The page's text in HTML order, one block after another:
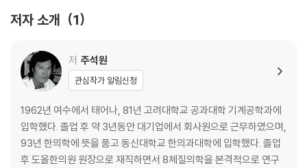
부록: 8체질의 특징 482
금음체질의 특징 491
토양체질의 특징 496
토음체질의 특징 450
목양체질의 특징 503
목음체질의 특징 507
수양체질의 특징 510
수음체질의 특징 514
저자 소개 1
저 주석원
관심작가 알림신청
1962년 여수에서 태어나, 81년 고려대학교 공과대학 기계공학과에
입학했다. 졸업 후 약 3년동안 대기업에서 회사원으로 근무하였으며,
93년 한의학에 뜻을 품고 동신대학교 한의과대학에 입학했다. 졸업
후 도올한의원 원장으로 재직하면서 8체질의학을 본격적으로 연구